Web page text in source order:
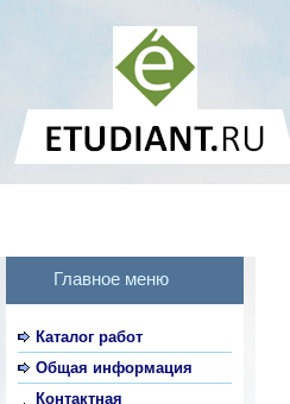
Главное меню
Каталог работ
Общая информация
Контактная